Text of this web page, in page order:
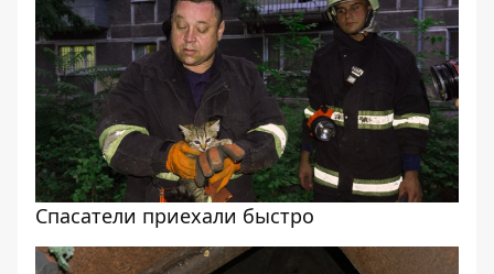
Спасатели приехали быстро